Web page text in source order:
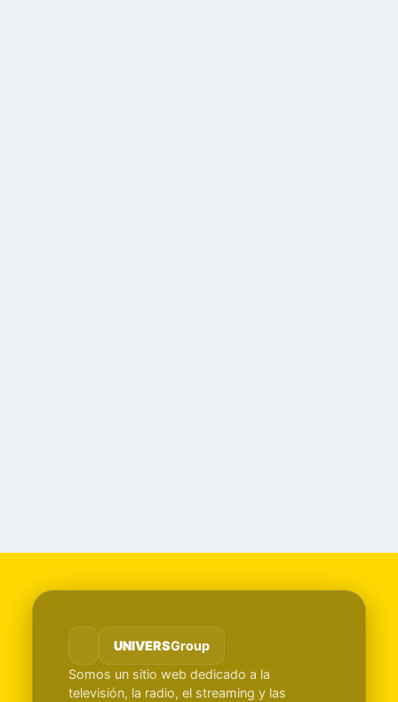
UNIVERSGroup
Somos un sitio web dedicado a la
televisión, la radio, el streaming y las